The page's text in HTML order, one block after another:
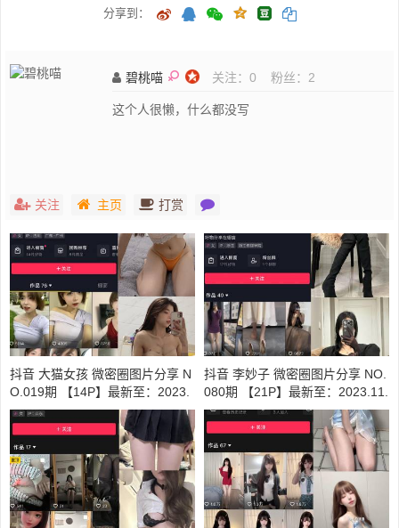
分享到：
碧桃喵 关注： 0 粉丝： 2
这个人很懒，什么都没写
关注 主页 打赏
抖音 大猫女孩 微密圈图片分享 N
O.019期 【14P】最新至：2023.
10.19
抖音 李妙子 微密圈图片分享 NO.
080期 【21P】最新至：2023.11.
17